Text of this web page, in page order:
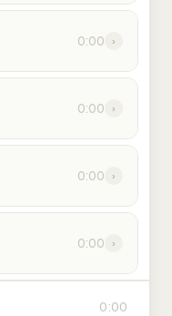
0:00 ›
0:00 ›
0:00 ›
0:00 ›
0:00